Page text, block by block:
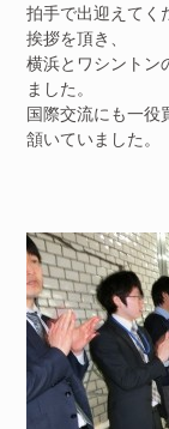
拍手で出迎えてく
挨拶を頂き、
横浜とワシントン
ました。
国際交流にも一役
頷いていました。